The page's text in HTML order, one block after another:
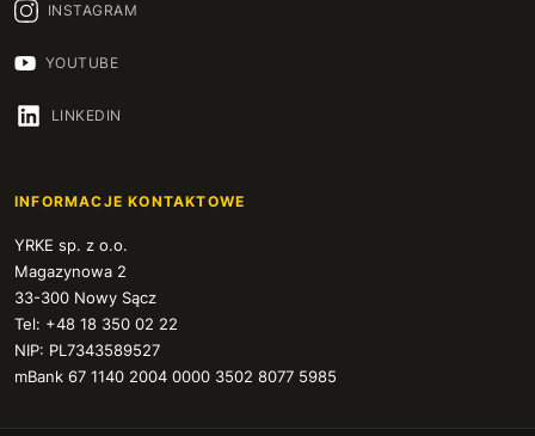
INSTAGRAM
YOUTUBE
LINKEDIN
INFORMACJE KONTAKTOWE
YRKE sp. z o.o.
Magazynowa 2
33-300 Nowy Sącz
Tel: +48 18 350 02 22
NIP: PL7343589527
mBank 67 1140 2004 0000 3502 8077 5985